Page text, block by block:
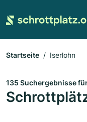
Startseite Iserlohn
135 Suchergebnisse